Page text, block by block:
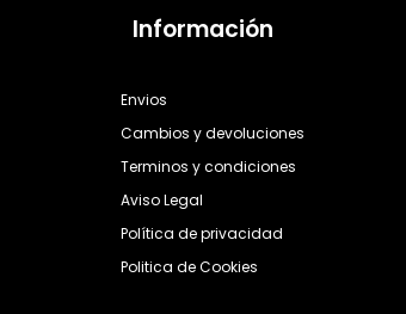
Información
Envios
Cambios y devoluciones
Terminos y condiciones
Aviso Legal
Política de privacidad
Politica de Cookies